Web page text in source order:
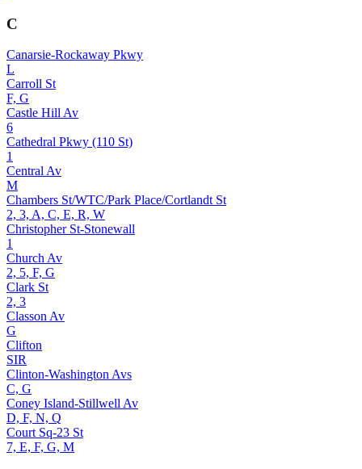
C
Canarsie-Rockaway Pkwy
L
Carroll St
F, G
Castle Hill Av
6
Cathedral Pkwy (110 St)
1
Central Av
M
Chambers St/WTC/Park Place/Cortlandt St
2, 3, A, C, E, R, W
Christopher St-Stonewall
1
Church Av
2, 5, F, G
Clark St
2, 3
Classon Av
G
Clifton
SIR
Clinton-Washington Avs
C, G
Coney Island-Stillwell Av
D, F, N, Q
Court Sq-23 St
7, E, F, G, M